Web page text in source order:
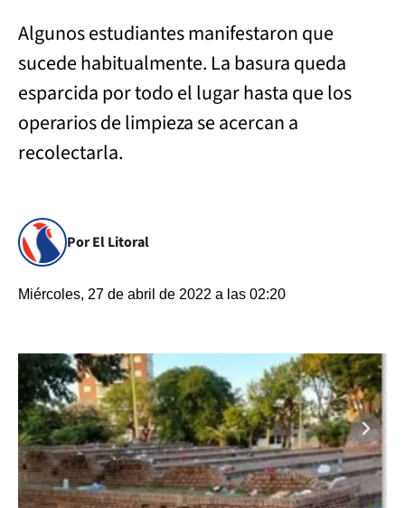
Algunos estudiantes manifestaron que
sucede habitualmente. La basura queda
esparcida por todo el lugar hasta que los
operarios de limpieza se acercan a
recolectarla.
Por El Litoral
Miércoles, 27 de abril de 2022 a las 02:20